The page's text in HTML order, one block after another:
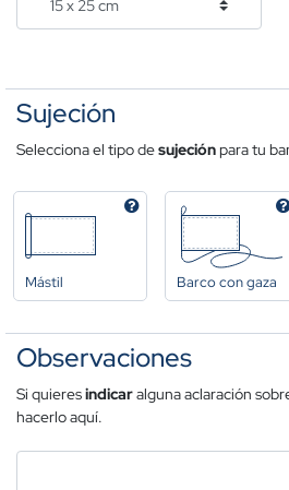
Sujeción
Selecciona el tipo desujeciónpara tu
Mástil Barco con gaza
Observaciones
Si quieresindicaralguna aclaración
hacerlo aquí.